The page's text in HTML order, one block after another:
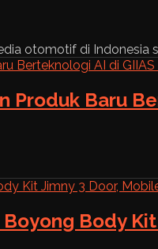
otomotif di Indonesia
Produk Baru
Body